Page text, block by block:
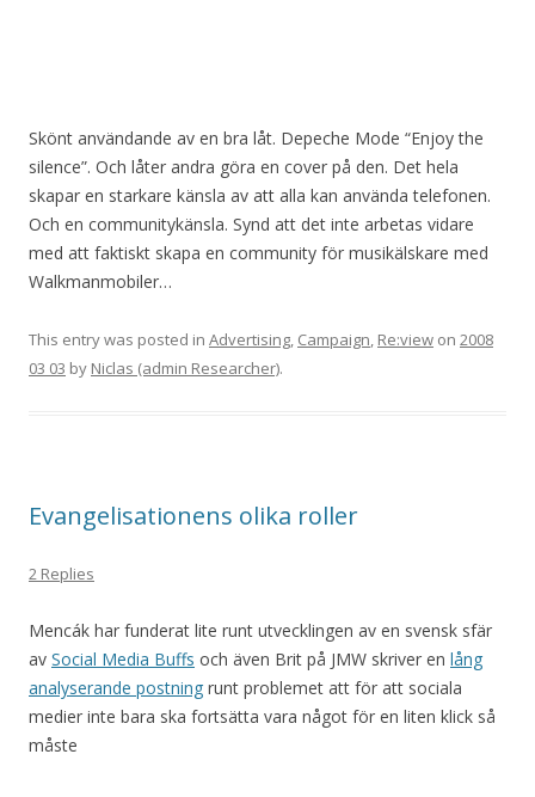
Skönt användande av en bra låt. Depeche Mode “Enjoy the
silence”. Och låter andra göra en cover på den. Det hela
skapar en starkare känsla av att alla kan använda telefonen.
Och en communitykänsla. Synd att det inte arbetas vidare
med att faktiskt skapa en community för musikälskare med
Walkmanmobiler…
This entry was posted in Advertising, Campaign, Re:view on 2008
03 03 by Niclas (admin Researcher).
Evangelisationens olika roller
2 Replies
Mencák har funderat lite runt utvecklingen av en svensk sfär
av Social Media Buffs och även Brit på JMW skriver en lång
analyserande postning runt problemet att för att sociala
medier inte bara ska fortsätta vara något för en liten klick så
måste